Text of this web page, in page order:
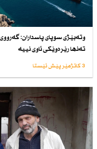
وتەبێژی سوپای پاسداران:
تەنها رێرەوێكی ئاوی نییە
3 کاتژمێر پێش ئێستا